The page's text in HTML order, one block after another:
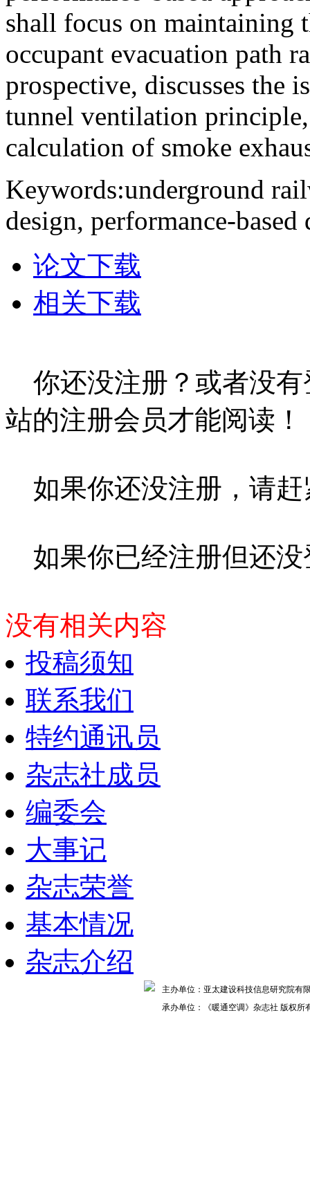
shall focus on maintaining
occupant evacuation path
prospective, discusses the
tunnel ventilation
calculation of smoke
Keywords:underground
design, performance-
论文下载
相关下载
你还没注册？或者没有
站的注册会员才能阅读！
如果你还没注册，请赶
如果你已经注册但还没
没有相关内容
投稿须知
联系我们
特约通讯员
杂志社成员
编委会
大事记
杂志荣誉
基本情况
杂志介绍
主办单位：亚太建设科技信息研究院
承办单位：《暖通空调》杂志社 版权